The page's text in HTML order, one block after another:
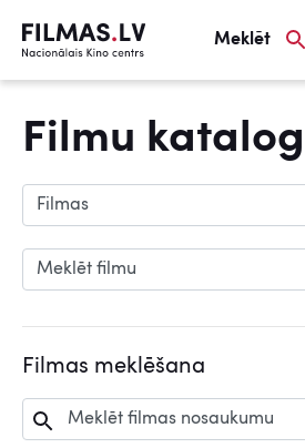
Meklēt
Filmu
Filmas meklēšana